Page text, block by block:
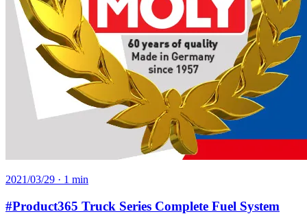
2021/03/29 · 1 min
#Product365 Truck Series Complete Fuel System